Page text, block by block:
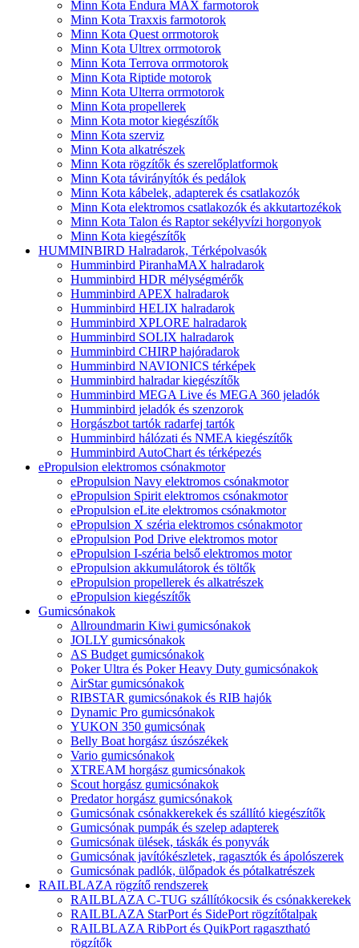
Minn Kota Endura MAX farmotorok
Minn Kota Traxxis farmotorok
Minn Kota Quest orrmotorok
Minn Kota Ultrex orrmotorok
Minn Kota Terrova orrmotorok
Minn Kota Riptide motorok
Minn Kota Ulterra orrmotorok
Minn Kota propellerek
Minn Kota motor kiegészítők
Minn Kota szerviz
Minn Kota alkatrészek
Minn Kota rögzítők és szerelőplatformok
Minn Kota távirányítók és pedálok
Minn Kota kábelek, adapterek és csatlakozók
Minn Kota elektromos csatlakozók és akkutartozékok
Minn Kota Talon és Raptor sekélyvízi horgonyok
Minn Kota kiegészítők
HUMMINBIRD Halradarok, Térképolvasók
Humminbird PiranhaMAX halradarok
Humminbird HDR mélységmérők
Humminbird APEX halradarok
Humminbird HELIX halradarok
Humminbird XPLORE halradarok
Humminbird SOLIX halradarok
Humminbird CHIRP hajóradarok
Humminbird NAVIONICS térképek
Humminbird halradar kiegészítők
Humminbird MEGA Live és MEGA 360 jeladók
Humminbird jeladók és szenzorok
Horgászbot tartók radarfej tartók
Humminbird hálózati és NMEA kiegészítők
Humminbird AutoChart és térképezés
ePropulsion elektromos csónakmotor
ePropulsion Navy elektromos csónakmotor
ePropulsion Spirit elektromos csónakmotor
ePropulsion eLite elektromos csónakmotor
ePropulsion X széria elektromos csónakmotor
ePropulsion Pod Drive elektromos motor
ePropulsion I-széria belső elektromos motor
ePropulsion akkumulátorok és töltők
ePropulsion propellerek és alkatrészek
ePropulsion kiegészítők
Gumicsónakok
Allroundmarin Kiwi gumicsónakok
JOLLY gumicsónakok
AS Budget gumicsónakok
Poker Ultra és Poker Heavy Duty gumicsónakok
AirStar gumicsónakok
RIBSTAR gumicsónakok és RIB hajók
Dynamic Pro gumicsónakok
YUKON 350 gumicsónak
Belly Boat horgász úszószékek
Vario gumicsónakok
XTREAM horgász gumicsónakok
Scout horgász gumicsónakok
Predator horgász gumicsónakok
Gumicsónak csónakkerekek és szállító kiegészítők
Gumicsónak pumpák és szelep adapterek
Gumicsónak ülések, táskák és ponyvák
Gumicsónak javítókészletek, ragasztók és ápolószerek
Gumicsónak padlók, ülőpadok és pótalkatrészek
RAILBLAZA rögzítő rendszerek
RAILBLAZA C-TUG szállítókocsik és csónakkerekek
RAILBLAZA StarPort és SidePort rögzítőtalpak
RAILBLAZA RibPort és QuikPort ragasztható
rögzítők